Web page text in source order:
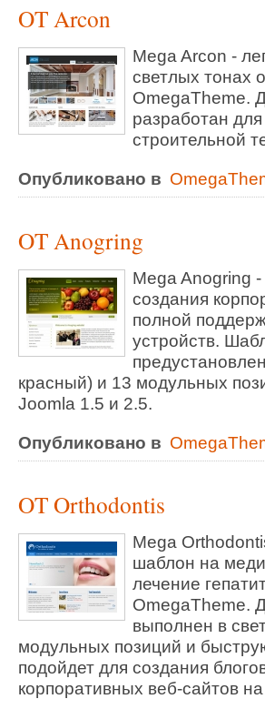
OT Arcon
Mega Arcon -
светлых тонах
OmegaTheme.
разработан
строительной
Опубликовано в
OT Anogring
Mega Anogring
создания
полной
устройств.
красный) и 13 модульных
Joomla 1.5 и 2.5.
Опубликовано в
OT Orthodontis
Mega
шаблон на
лечение
OmegaTheme.
выполнен в
модульных позиций и
подойдет для создания
корпоративных веб-сайтов